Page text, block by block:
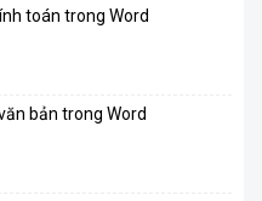
toán trong Word
bản trong Word